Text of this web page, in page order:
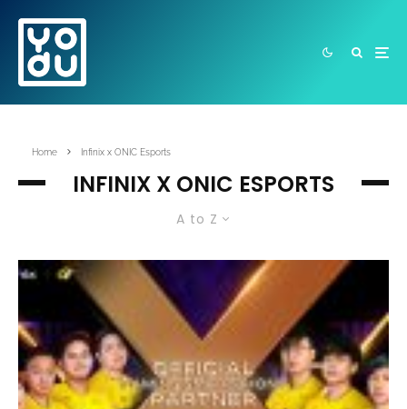
Home Infinix x ONIC Esports
INFINIX X ONIC ESPORTS
A to Z